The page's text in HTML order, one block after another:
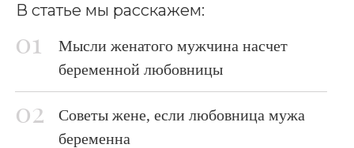
В статье мы расскажем:
Мысли женатого мужчина насчет
беременной любовницы
Советы жене, если любовница мужа
беременна